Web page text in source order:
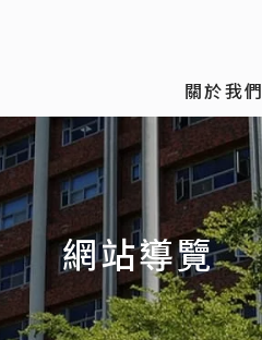
關於我們
網站導覽